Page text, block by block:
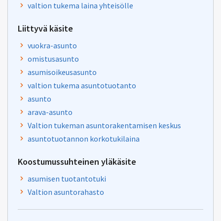
valtion tukema laina yhteisölle
Liittyvä käsite
vuokra-asunto
omistusasunto
asumisoikeusasunto
valtion tukema asuntotuotanto
asunto
arava-asunto
Valtion tukeman asuntorakentamisen keskus
asuntotuotannon korkotukilaina
Koostumussuhteinen yläkäsite
asumisen tuotantotuki
Valtion asuntorahasto